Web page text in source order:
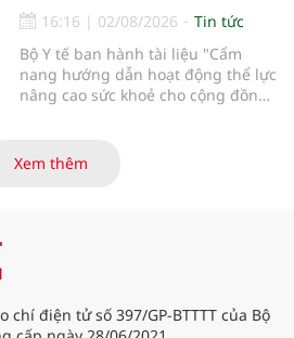
đón con yêu khỏe mạnh chào đời.
16:16 | 02/08/2026
Tin tức
Bộ Y tế ban hành tài liệu "Cẩm
nang hướng dẫn hoạt động thể lực
nâng cao sức khoẻ cho cộng đồng"
động thể lực; Khuyến cáo hoạt
động thể lực phù hợp theo nhóm
Xem thêm
chí điện tử số 397/GP-BTTTT của Bộ